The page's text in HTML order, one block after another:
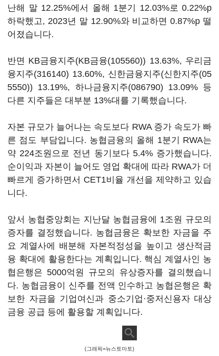
난해 말 12.25%에서 올해 1분기 12.03%로 0.22%p
하락했고, 2023년 말 12.90%와 비교하면 0.87%p 떨
어졌습니다.
반면 KB금융지주(KB금융(105560)) 13.63%, 우리금
융지주(316140) 13.60%, 신한금융지주(신한지주(05
5550)) 13.19%, 하나금융지주(086790) 13.09% 등
다른 지주들은 대부분 13%대를 기록했습니다.
자본 규모가 늘어나는 속도보다 RWA 증가 속도가 빠
른 점도 부담입니다. 농협금융의 올해 1분기 RWA는
약 224조원으로 전년 동기보다 5.4% 증가했습니다.
순이익과 자본이 늘어도 영업 확대에 따라 RWA가 더
빠르게 증가하면서 CET1비율 개선을 제약하고 있습
니다.
앞서 농협중앙회는 지난달 농협금융에 1조원 규모의
증자를 결정했습니다. 농협금융은 확보한 자금을 주
요 계열사에 배분해 자본적정성을 높이고 생산적금
융 확대에 활용한다는 계획입니다. 핵심 계열사인 농
협은행은 5000억원 규모의 유상증자를 결의했습니
다. 농협금융이 신주를 전액 인수하고 농협은행은 확
보한 자금을 기업여신과 중소기업·중저신용자 대상
금융 공급 등에 활용할 계획입니다.
(그래픽=뉴스토마토)